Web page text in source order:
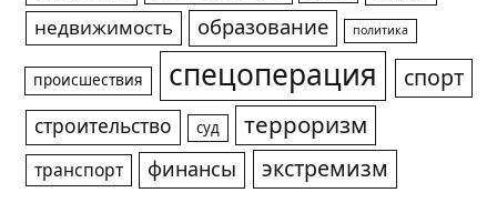
недвижимость
образование политика
происшествия спецоперация спорт
строительство суд терроризм
транспорт финансы экстремизм